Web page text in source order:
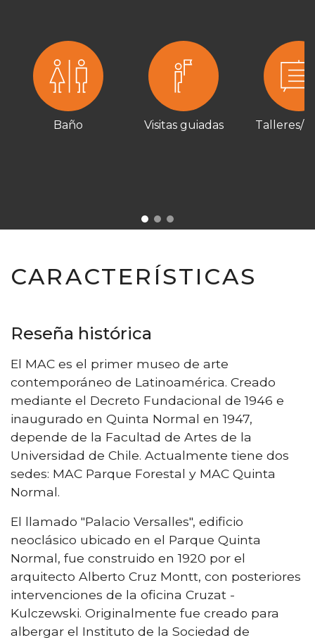
Baño Visitas guiadas Talleres/
CARACTERÍSTICAS
Reseña histórica
El MAC es el primer museo de arte
contemporáneo de Latinoamérica. Creado
mediante el Decreto Fundacional de 1946 e
inaugurado en Quinta Normal en 1947,
depende de la Facultad de Artes de la
Universidad de Chile. Actualmente tiene dos
sedes: MAC Parque Forestal y MAC Quinta
Normal.
El llamado "Palacio Versalles", edificio
neoclásico ubicado en el Parque Quinta
Normal, fue construido en 1920 por el
arquitecto Alberto Cruz Montt, con posteriores
intervenciones de la oficina Cruzat -
Kulczewski. Originalmente fue creado para
albergar el Instituto de la Sociedad de